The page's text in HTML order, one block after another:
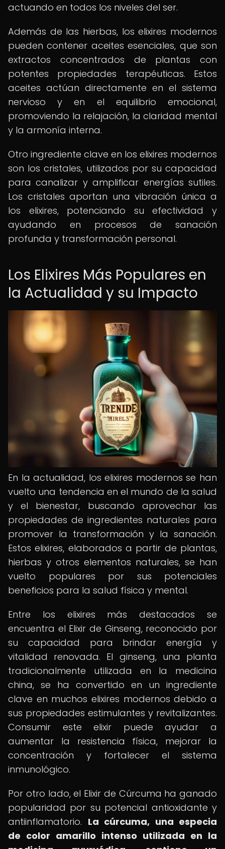
actuando en todos los niveles del ser.
Además de las hierbas, los elixires modernos
pueden contener aceites esenciales, que son
extractos concentrados de plantas con
potentes propiedades terapéuticas. Estos
aceites actúan directamente en el sistema
nervioso y en el equilibrio emocional,
promoviendo la relajación, la claridad mental
y la armonía interna.
Otro ingrediente clave en los elixires modernos
son los cristales, utilizados por su capacidad
para canalizar y amplificar energías sutiles.
Los cristales aportan una vibración única a
los elixires, potenciando su efectividad y
ayudando en procesos de sanación
profunda y transformación personal.
Los Elixires Más Populares en
la Actualidad y su Impacto
En la actualidad, los elixires modernos se han
vuelto una tendencia en el mundo de la salud
y el bienestar, buscando aprovechar las
propiedades de ingredientes naturales para
promover la transformación y la sanación.
Estos elixires, elaborados a partir de plantas,
hierbas y otros elementos naturales, se han
vuelto populares por sus potenciales
beneficios para la salud física y mental.
Entre los elixires más destacados se
encuentra el Elixir de Ginseng, reconocido por
su capacidad para brindar energía y
vitalidad renovada. El ginseng, una planta
tradicionalmente utilizada en la medicina
china, se ha convertido en un ingrediente
clave en muchos elixires modernos debido a
sus propiedades estimulantes y revitalizantes.
Consumir este elixir puede ayudar a
aumentar la resistencia física, mejorar la
concentración y fortalecer el sistema
inmunológico.
Por otro lado, el Elixir de Cúrcuma ha ganado
popularidad por su potencial antioxidante y
antiinflamatorio. La cúrcuma, una especia
de color amarillo intenso utilizada en la